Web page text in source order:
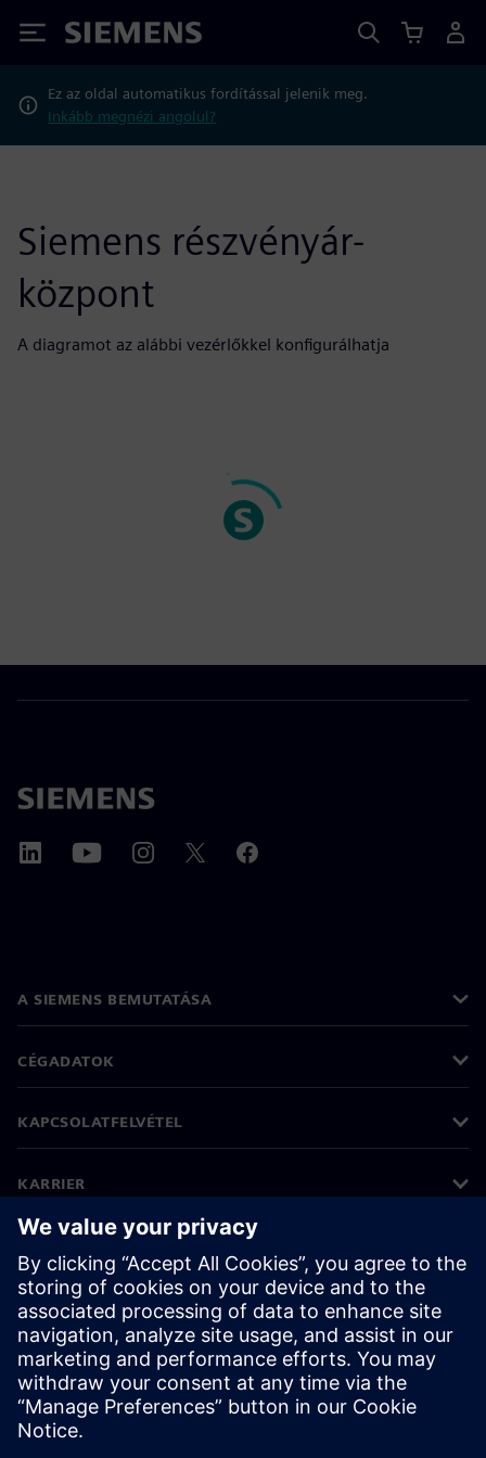
Siemens
Ez az oldal automatikus fordítással jelenik meg.
Inkább megnézi angolul?
Siemens részvényár-
központ
A diagramot az alábbi vezérlőkkel konfigurálhatja
A SIEMENS BEMUTATÁSA
CÉGADATOK
KAPCSOLATFELVÉTEL
KARRIER
©Siemens 2026
Vállalati információk
Adatvédelmi nyilatkozat
Cookie (süti) tájékoztató